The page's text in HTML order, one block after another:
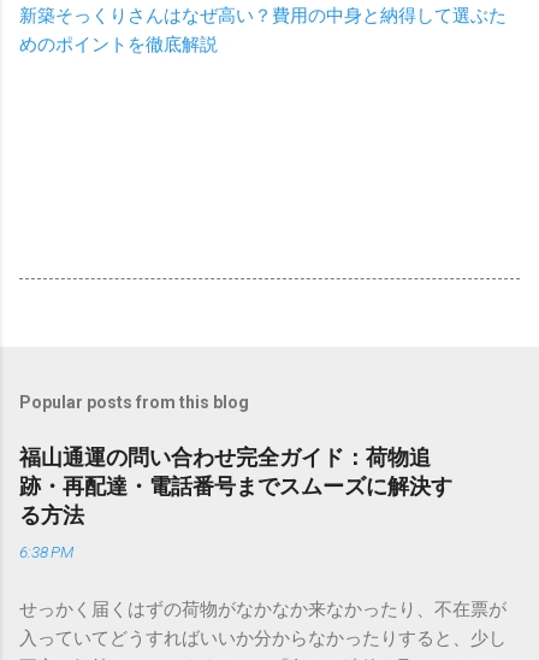
新築そっくりさんはなぜ高い？費用の中身と納得して選ぶた
めのポイントを徹底解説
Popular posts from this blog
福山通運の問い合わせ完全ガイド：荷物追
跡・再配達・電話番号までスムーズに解決す
る方法
6:38 PM
せっかく届くはずの荷物がなかなか来なかったり、不在票が
入っていてどうすればいいか分からなかったりすると、少し